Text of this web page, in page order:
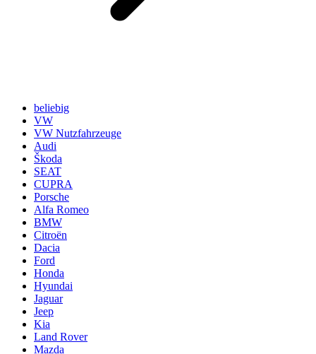
beliebig
VW
VW Nutzfahrzeuge
Audi
Škoda
SEAT
CUPRA
Porsche
Alfa Romeo
BMW
Citroën
Dacia
Ford
Honda
Hyundai
Jaguar
Jeep
Kia
Land Rover
Mazda